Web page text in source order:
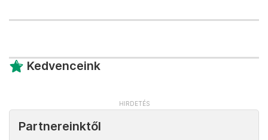
Kedvenceink
Partnereinktől